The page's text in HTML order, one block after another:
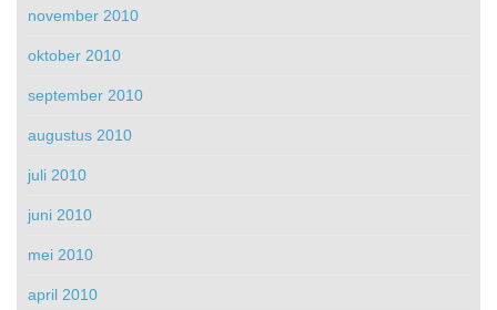
november 2010
oktober 2010
september 2010
augustus 2010
juli 2010
juni 2010
mei 2010
april 2010